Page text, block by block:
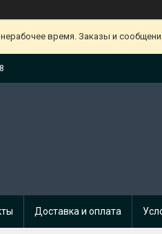
время. Заказы и
Доставка и оплата